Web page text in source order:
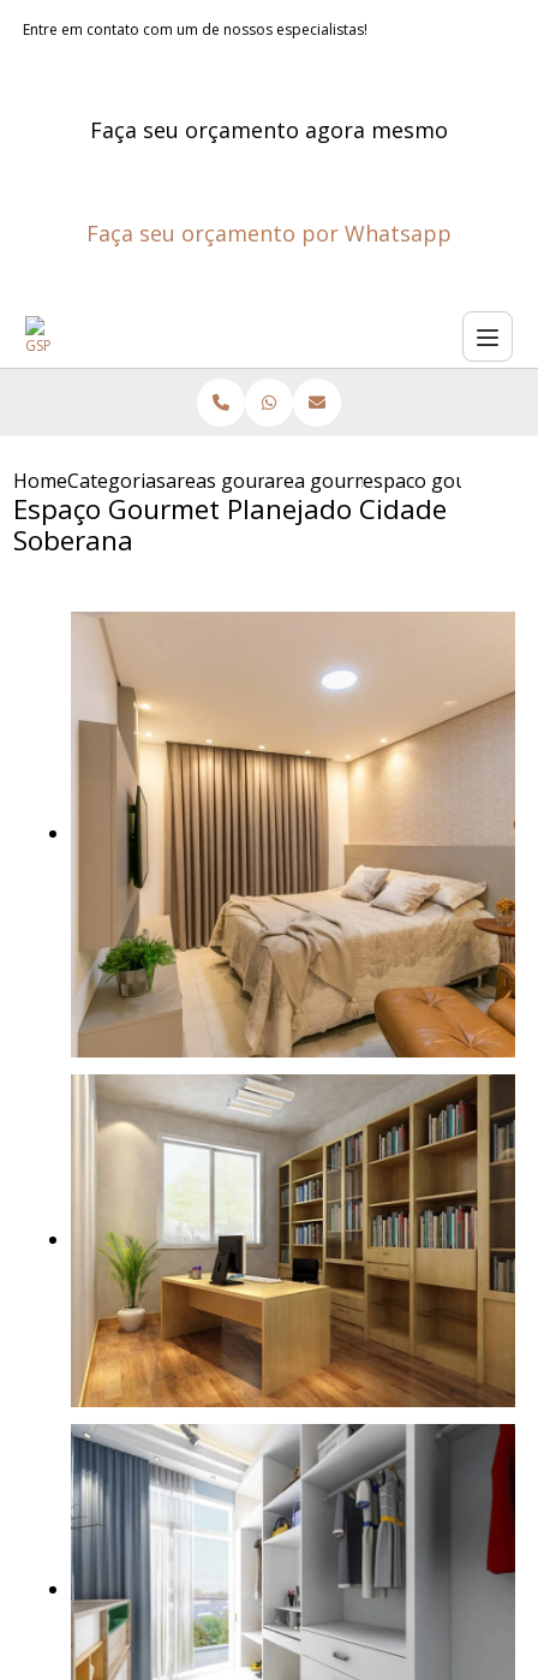
Entre em contato com um de nossos especialistas!
Faça seu orçamento agora mesmo
Faça seu orçamento por Whatsapp
HomeCategoriasareas gourmet planejadas
area gourmet externa
espaco gourmet
Espaço Gourmet Planejado Cidade
Soberana